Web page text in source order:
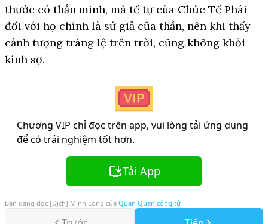
thước có thần minh, mà tế tự của Chúc Tế Phái
đối với họ chính là sứ giả của thần, nên khi thấy
cảnh tượng tráng lệ trên trời, cũng không khỏi
kính sợ.
Chương VIP chỉ đọc trên app, vui lòng tải ứng dụng
để có trải nghiệm tốt hơn.
Tải App
Bạn đang đọc [Dịch] Minh Long của Quan Quan công tử